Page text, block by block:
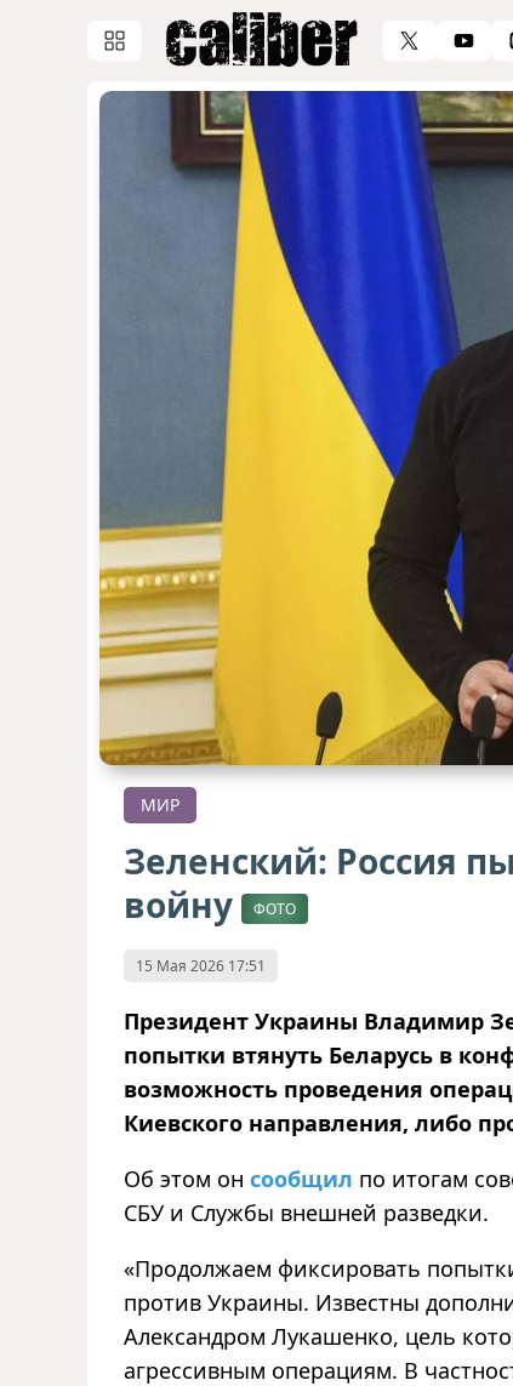
МИР
Зеленский: Россия
войну
ФОТО
15 Мая 2026 17:51
Президент Украины Владимир
попытки втянуть Беларусь в
возможность проведения
Киевского направления, либо
Об этом он сообщил по итогам
СБУ и Службы внешней разведки.
«Продолжаем фиксировать
против Украины. Известны
Александром Лукашенко, цель
агрессивным операциям. В